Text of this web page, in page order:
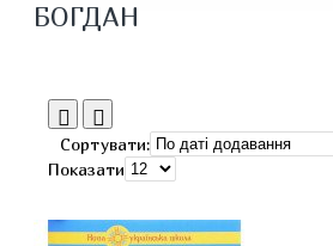
БОГДАН
Сортувати:
Показати